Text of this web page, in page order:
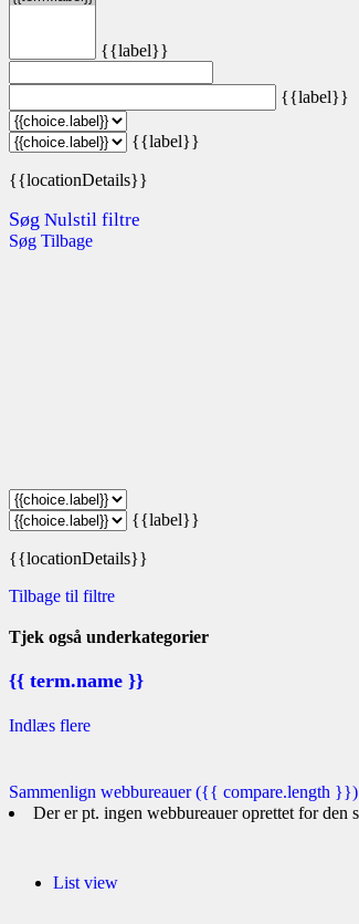
{{label}}
{{label}}
{{label}}
{{locationDetails}}
Søg Nulstil filtre
Søg Tilbage
{{label}}
{{locationDetails}}
Tilbage til filtre
Tjek også underkategorier
{{ term.name }}
Indlæs flere
Sammenlign webbureauer({{ compare.length }})
Der er pt. ingen webbureauer oprettet for den
List view